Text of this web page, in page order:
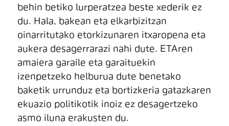
behin betiko lurperatzea beste xederik ez
du. Hala, bakean eta elkarbizitzan
oinarritutako etorkizunaren itxaropena eta
aukera desagerrarazi nahi dute. ETAren
amaiera garaile eta garaituekin
izenpetzeko helburua dute benetako
baketik urrunduz eta bortizkeria gatazkaren
ekuazio politikotik inoiz ez desagertzeko
asmo iluna erakusten du.